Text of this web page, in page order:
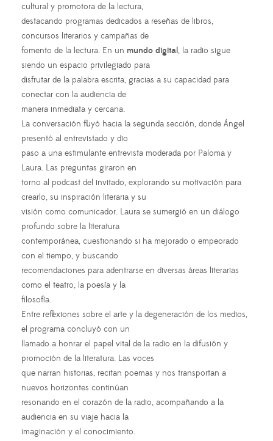
cultural y promotora de la lectura,
destacando programas dedicados a reseñas de libros,
concursos literarios y campañas de
fomento de la lectura. En un mundo digital, la radio sigue
siendo un espacio privilegiado para
disfrutar de la palabra escrita, gracias a su capacidad para
conectar con la audiencia de
manera inmediata y cercana.
La conversación fluyó hacia la segunda sección, donde Ángel
presentó al entrevistado y dio
paso a una estimulante entrevista moderada por Paloma y
Laura. Las preguntas giraron en
torno al podcast del invitado, explorando su motivación para
crearlo, su inspiración literaria y su
visión como comunicador. Laura se sumergió en un diálogo
profundo sobre la literatura
contemporánea, cuestionando si ha mejorado o empeorado
con el tiempo, y buscando
recomendaciones para adentrarse en diversas áreas literarias
como el teatro, la poesía y la
filosofía.
Entre reflexiones sobre el arte y la degeneración de los medios,
el programa concluyó con un
llamado a honrar el papel vital de la radio en la difusión y
promoción de la literatura. Las voces
que narran historias, recitan poemas y nos transportan a
nuevos horizontes continúan
resonando en el corazón de la radio, acompañando a la
audiencia en su viaje hacia la
imaginación y el conocimiento.